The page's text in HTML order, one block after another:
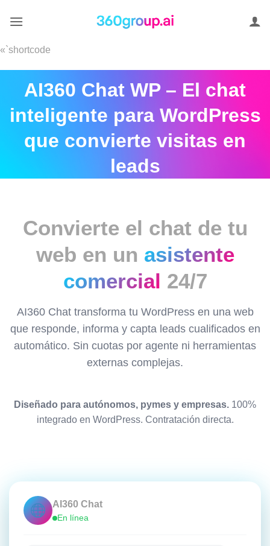
«`shortcode
AI360 Chat WP – El chat
inteligente para WordPress
que convierte visitas en
leads
Convierte el chat de tu
web en un asistente
comercial 24/7
AI360 Chat transforma tu WordPress en una web
que responde, informa y capta leads cualificados en
automático. Sin cuotas por agente ni herramientas
externas complejas.
Diseñado para autónomos, pymes y empresas. 100%
integrado en WordPress. Contratación directa.
AI360 Chat
En línea